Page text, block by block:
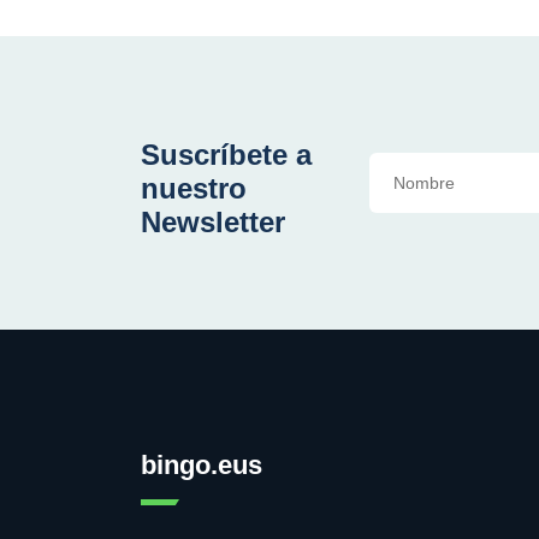
Suscríbete a
nuestro
Newsletter
bingo.eus